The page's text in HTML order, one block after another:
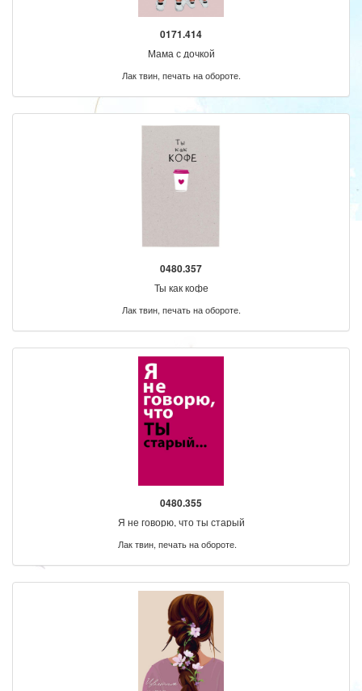
0171.414
Мама с дочкой
Лак твин, печать на обороте.
0480.357
Ты как кофе
Лак твин, печать на обороте.
0480.355
Я не говорю, что ты старый
Лак твин, печать на обороте.